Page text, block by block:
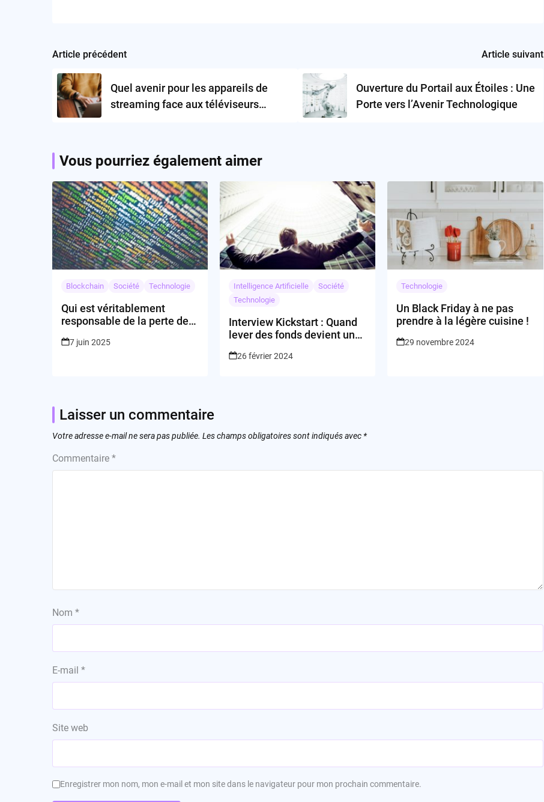
Post
navigation
Article précédent
Quel avenir pour les appareils de
streaming face aux téléviseurs
Article suivant
Ouverture du Portail aux Étoiles : Une
Porte vers l’Avenir Technologique
Vous pourriez également aimer
Blockchain Société Technologie
Qui est véritablement
responsable de la perte des
7 juin 2025
Intelligence Artificielle
Société
Technologie
Interview Kickstart : Quand
lever des fonds devient un
combattant
26 février 2024
Technologie
Un Black Friday à ne pas
prendre à la légère cuisine !
29 novembre 2024
Laisser un commentaire
Votre adresse e-mail ne sera pas publiée. Les champs obligatoires sont indiqués avec *
Commentaire *
Nom *
E-mail *
Site web
Enregistrer mon nom, mon e-mail et mon site dans le navigateur pour mon prochain commentaire.